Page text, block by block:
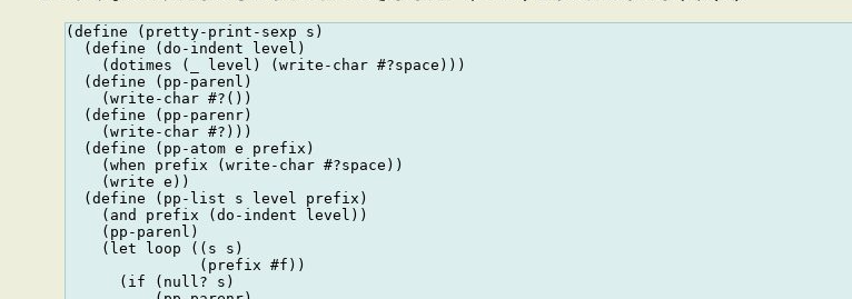
(define (pretty-print-sexp s)
  (define (do-indent level)
    (dotimes (_ level) (write-char #?space)))
  (define (pp-parenl)
    (write-char #?())
  (define (pp-parenr)
    (write-char #?)))
  (define (pp-atom e prefix)
    (when prefix (write-char #?space))
    (write e))
  (define (pp-list s level prefix)
    (and prefix (do-indent level))
    (pp-parenl)
    (let loop ((s s)
               (prefix #f))
      (if (null? s)